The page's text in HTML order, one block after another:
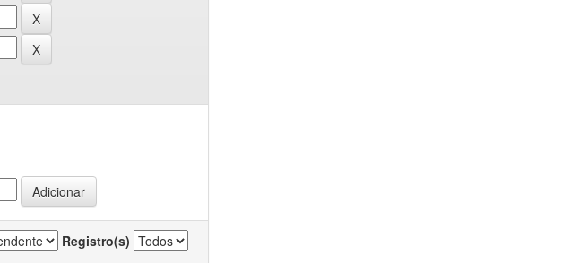
Registro(s)